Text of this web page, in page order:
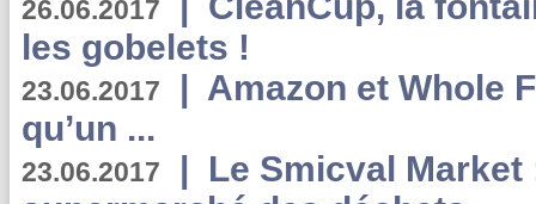
26.06.2017
les gobelets !
23.06.2017 | Amazon et Whole
qu’un ...
23.06.2017 | Le Smicval